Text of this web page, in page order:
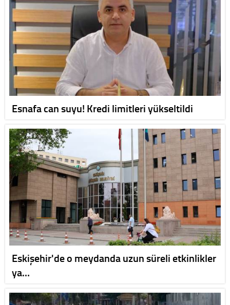
Esnafa can suyu! Kredi limitleri yükseltildi
Eskişehir'de o meydanda uzun süreli etkinlikler
ya…